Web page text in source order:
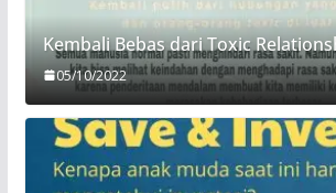
Kembali Bebas dari Toxic
05/10/2022